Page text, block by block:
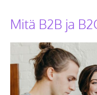
Mitä B2B ja